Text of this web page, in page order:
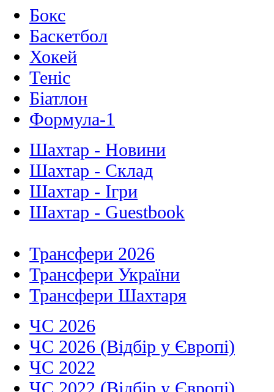
Бокс
Баскетбол
Хокей
Теніс
Біатлон
Формула-1
Шахтар - Новини
Шахтар - Склад
Шахтар - Ігри
Шахтар - Guestbook
Трансфери 2026
Трансфери України
Трансфери Шахтаря
ЧС 2026
ЧС 2026 (Відбір у Європі)
ЧС 2022
ЧС 2022 (Відбір у Європі)